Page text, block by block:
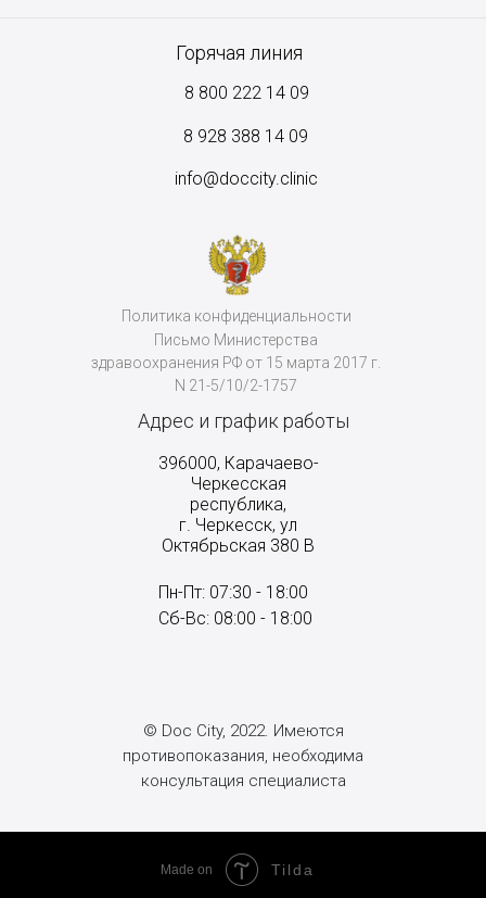
Адрес и график работы
Пн-Пт: 07:30 - 18:00
Сб-Вс: 08:00 - 18:00
396000, Карачаево-
Черкесская
республика,
г. Черкесск, ул
Октябрьская 380 В
Горячая линия
8 800 222 14 09
8 928 388 14 09
info@doccity.clinic
© Doc City, 2022. Имеются
противопоказания, необходима
консультация специалиста
Политика конфиденциальности
Письмо Министерства
здравоохранения РФ от 15 марта 2017 г.
N 21-5/10/2-1757
Made on Tilda